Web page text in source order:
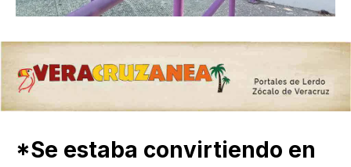
*Se estaba convirtiendo en